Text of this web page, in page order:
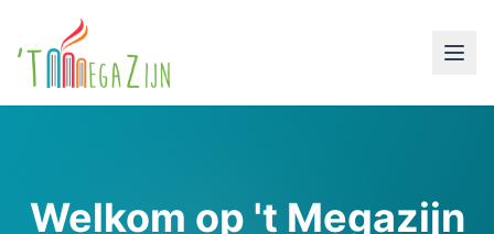
Welkom op 't Megazijn